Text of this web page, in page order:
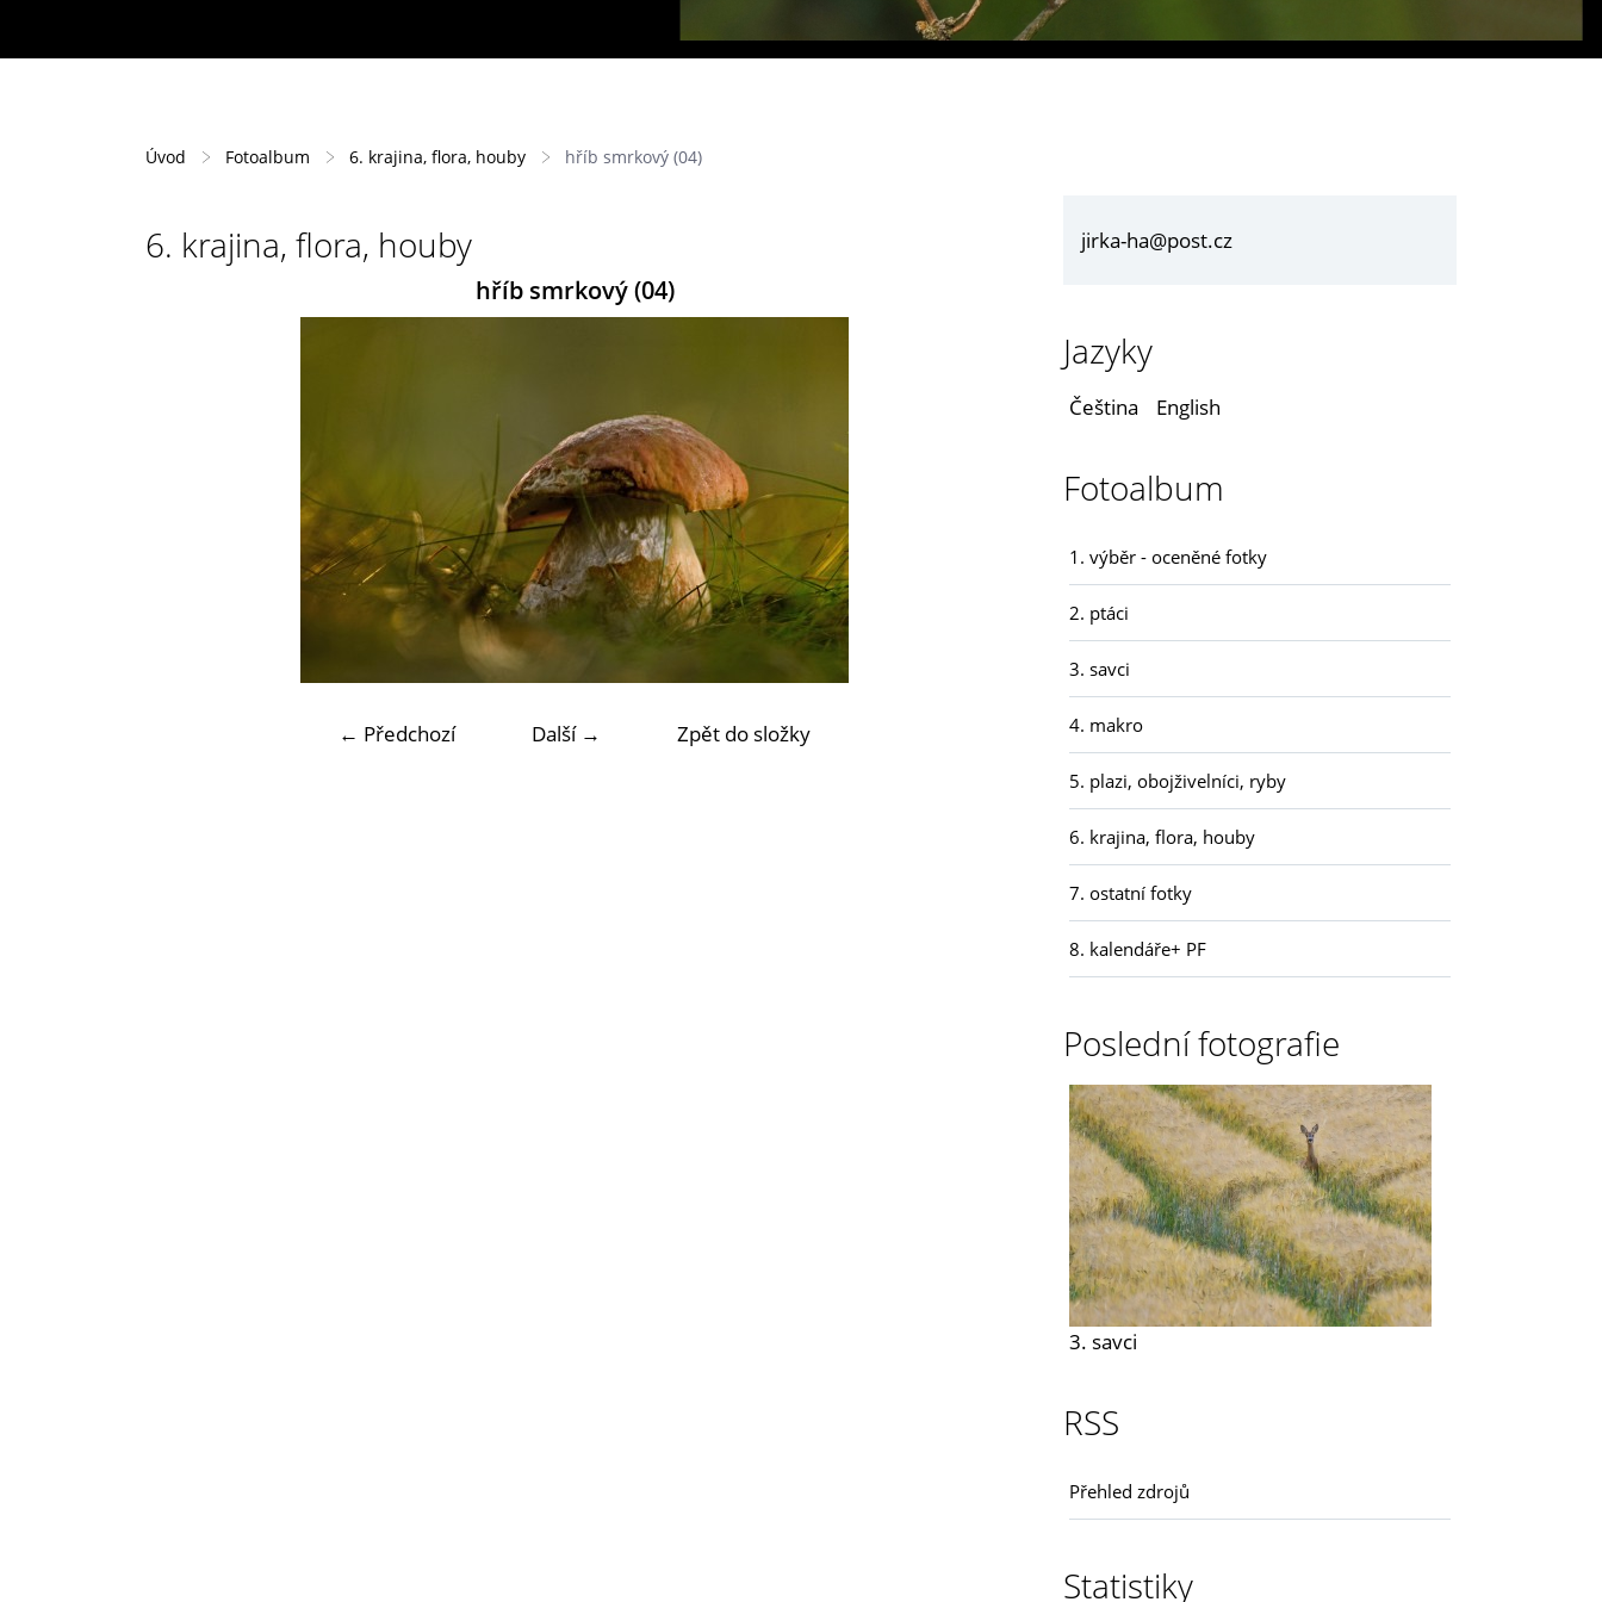
Úvod Fotoalbum 6. krajina, flora, houby hříb smrkový (04)
6. krajina, flora, houby
hříb smrkový (04)
← Předchozí Další → Zpět do složky
jirka-ha@post.cz
Jazyky
Čeština English
Fotoalbum
1. výběr - oceněné fotky
2. ptáci
3. savci
4. makro
5. plazi, obojživelníci, ryby
6. krajina, flora, houby
7. ostatní fotky
8. kalendáře+ PF
Poslední fotografie
3. savci
RSS
Přehled zdrojů
Statistiky